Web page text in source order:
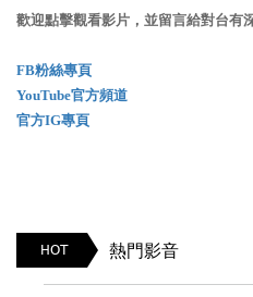
歡迎點擊觀看影片，並留言給對台有
FB粉絲專頁
YouTube官方頻道
官方IG專頁
HOT 熱門影音